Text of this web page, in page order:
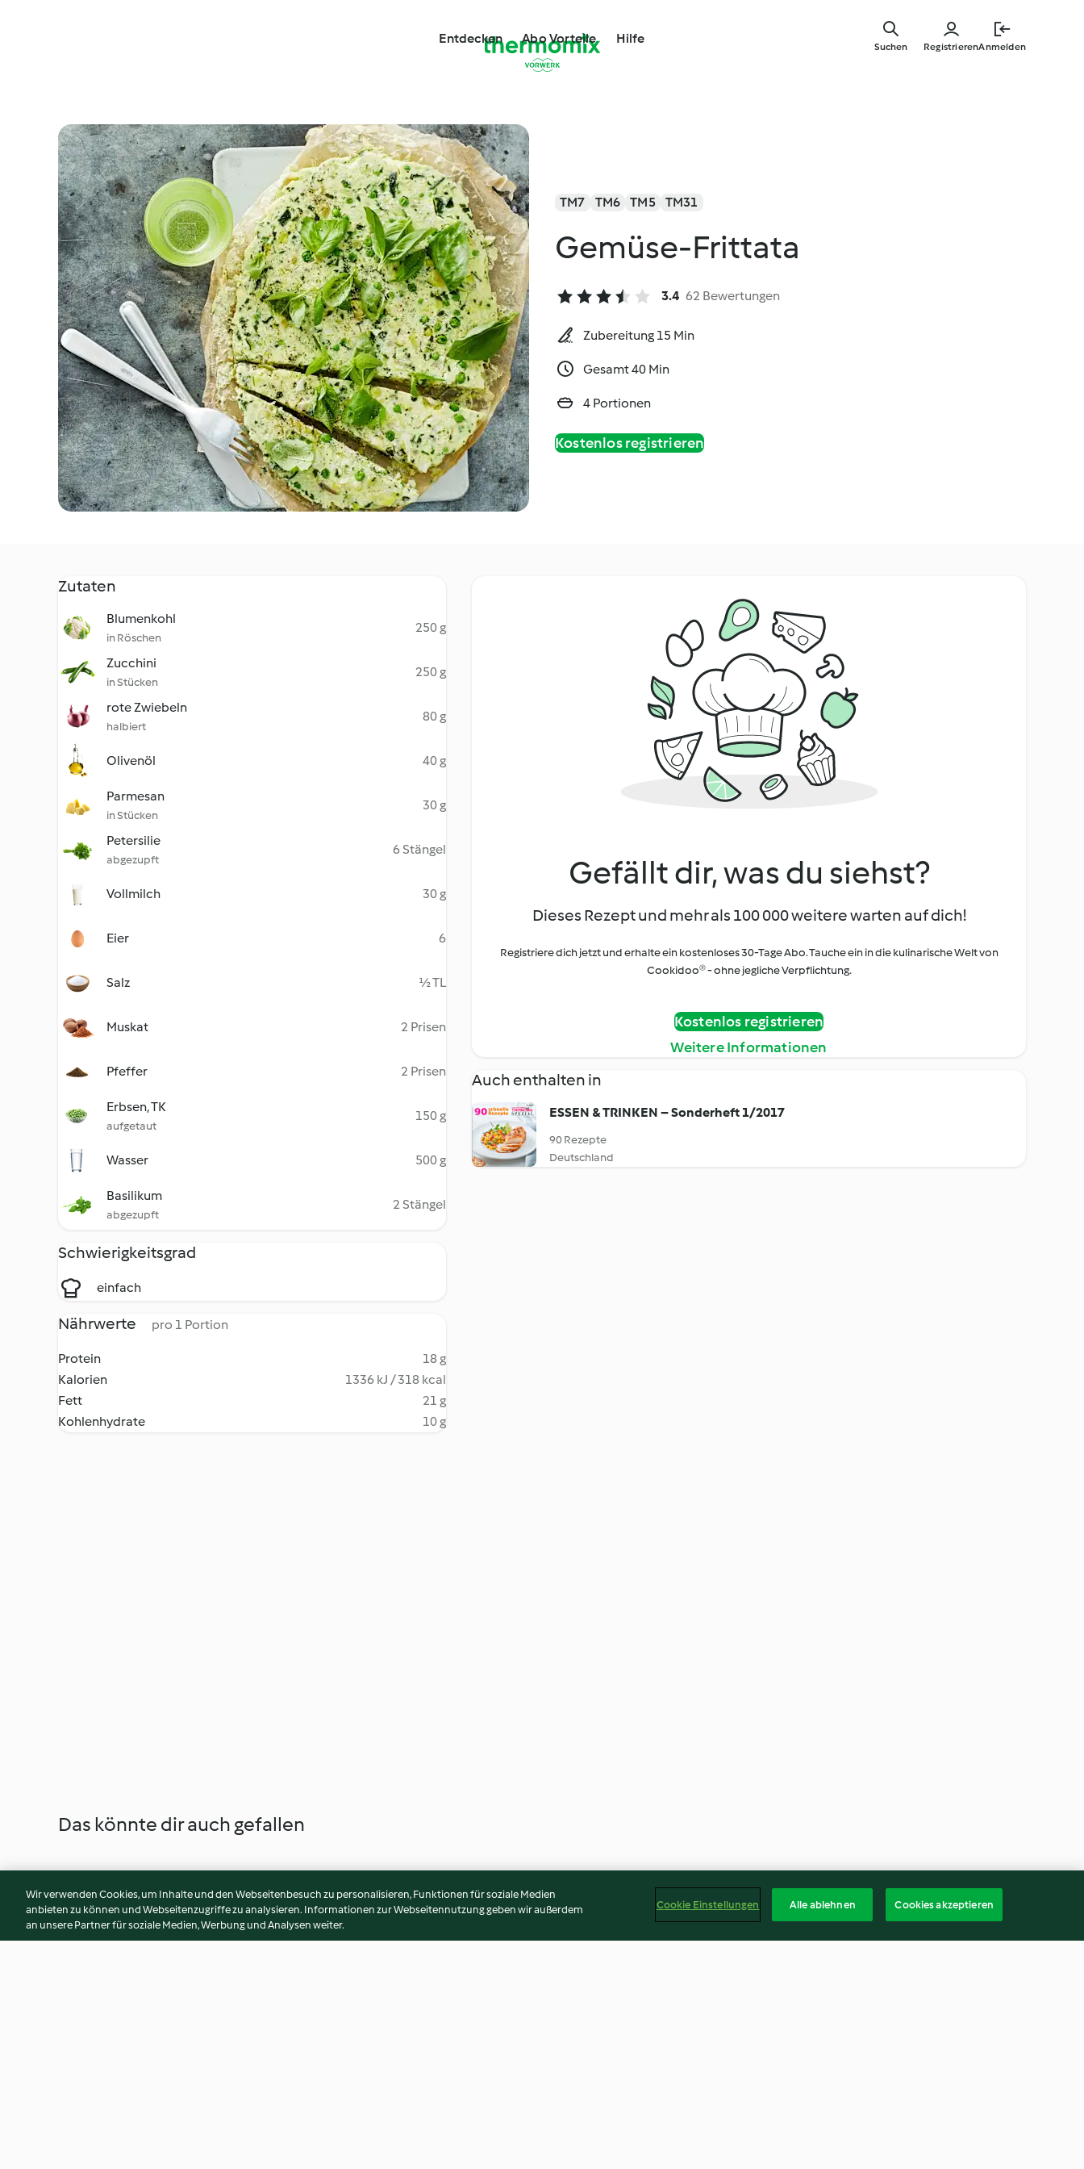
springen
Entdecken Abo Vorteile Hilfe
RegistrierenAnmelden
Suchen
TM7 TM6 TM5 TM31
Gemüse-Frittata
3.4 62 Bewertungen
Zubereitung 15 Min
Gesamt 40 Min
4 Portionen
Kostenlos registrieren
Zutaten
Blumenkohl
in Röschen
250 g
Zucchini
in Stücken
250 g
rote Zwiebeln
halbiert
80 g
Olivenöl 40 g
Parmesan
in Stücken
30 g
Petersilie
abgezupft
6 Stängel
Vollmilch 30 g
Eier 6
Salz ½ TL
Muskat 2 Prisen
Pfeffer 2 Prisen
Erbsen, TK
aufgetaut
150 g
Wasser 500 g
Basilikum
abgezupft
2 Stängel
Schwierigkeitsgrad
einfach
Nährwerte pro 1 Portion
Protein
18 g
Kalorien
1336 kJ / 318 kcal
Fett
21 g
Kohlenhydrate
10 g
Gefällt dir, was du siehst?
Dieses Rezept und mehr als 100 000 weitere warten auf dich!
Registriere dich jetzt und erhalte ein kostenloses 30-Tage Abo. Tauche ein in die kulinarische Welt von
Cookidoo® - ohne jegliche Verpflichtung.
Kostenlos registrieren
Weitere Informationen
Auch enthalten in
ESSEN & TRINKEN – Sonderheft 1/2017
90 Rezepte
Deutschland
Das könnte dir auch gefallen
Wir verwenden Cookies, um Inhalte und den Webseitenbesuch zu personalisieren, Funktionen für soziale Medien
anbieten zu können und Webseitenzugriffe zu analysieren. Informationen zur Webseitennutzung geben wir außerdem
an unsere Partner für soziale Medien, Werbung und Analysen weiter.
Cookie Einstellungen Alle ablehnen Cookies akzeptieren